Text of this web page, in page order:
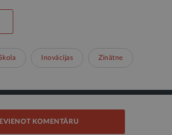
Inovācijas Zinātne
KOMENTĀRU